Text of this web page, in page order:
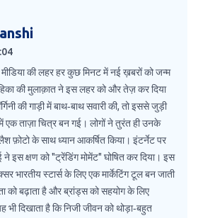
की लहर हर कुछ मिनट में नई ख़बरों को जन्म
की मुलाक़ात ने इस लहर को और तेज़ कर दिया
की गाड़ी में बाथ‑बाथ सवारी की, तो इससे जुड़ी
एक ताज़ा चित्र बन गई। लोगों ने तुरंत ही उनके
फ़ोटो के साथ ध्यान आकर्षित किया। इंटर्नेट पर
इस क्षण को "ट्रेंडिंग मोमेंट" घोषित कर दिया। इस
भारतीय स्टार्स के लिए एक मार्केटिंग टूल बन जाती
को बढ़ाता है और ब्रांड्स को सहयोग के लिए
भी दिखाता है कि निजी जीवन को थोड़ा‑बहुत